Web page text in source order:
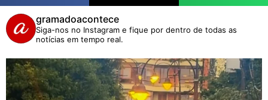
gramadoacontece
Siga-nos no Instagram e fique por dentro de todas as
notícias em tempo real.